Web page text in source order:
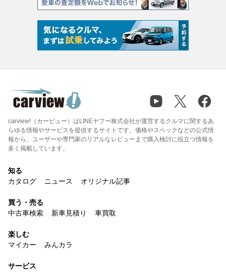
carview!（カービュー）はLINEヤフー株式会社が運営するクルマに関するあ
らゆる情報やサービスを提供するサイトです。価格やスペックなどの公式情
報から、ユーザーや専門家のリアルなレビューまで購入検討に役立つ情報を
多く掲載しています。
知る
カタログ
ニュース オリジナル記事
買う・売る
中古車検索
新車見積り 車買取
楽しむ
マイカー
みんカラ
サービス